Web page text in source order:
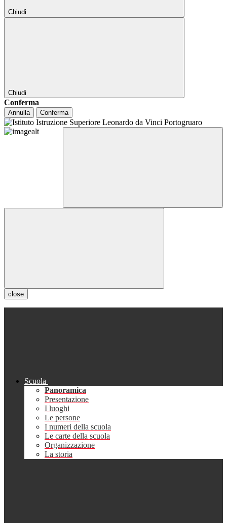
Chiudi
Chiudi
Conferma
Annulla Conferma
close
Scuola
Panoramica
Presentazione
I luoghi
Le persone
I numeri della scuola
Le carte della scuola
Organizzazione
La storia